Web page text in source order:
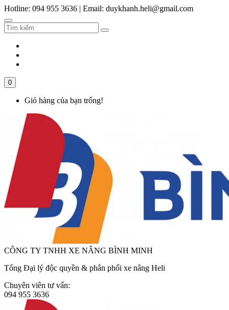
Hotline: 094 955 3636 | Email: duykhanh.heli@gmail.com
0
Giỏ hàng của bạn trống!
CÔNG TY TNHH XE NÂNG BÌNH MINH
Tổng Đại lý độc quyền & phân phối xe nâng Heli
Chuyên viên tư vấn:
094 955 3636